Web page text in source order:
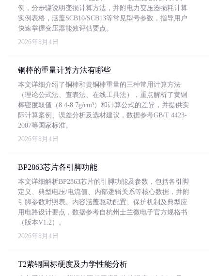
例，分步骤说明变损计算方法，并附电力变压器损耗计算
实例表格，涵盖SCB10/SCB13等常见型号参数，指导用户
快速掌握变压器能效评估要点。
2026年8月4日
铜棒的重量计算方法有哪些
本文详细介绍了铜棒和黄铜棒重量的三种常用计算方法
（理论公式法、查表法、在线工具法），重点解析了黄铜
棒密度取值（8.4-8.7g/cm³）和计算公式的差异，并提供实
际计算案例、误差分析及选材建议，数据参考GB/T 4423-
2007等国家标准。
2026年8月4日
BP2863芯片各引脚功能
本文详细解析BP2863芯片的引脚功能及参数，包括各引脚
定义、典型电压/电流值、内部逻辑关系等核心数据，并附
引脚参数对照表。内容涵盖驱动配置、保护机制及典型应
用电路设计要点，数据参考自杭州士兰微电子官方规格书
（版本V1.2）。
2026年8月4日
T2紫铜国标硬度及力学性能分析